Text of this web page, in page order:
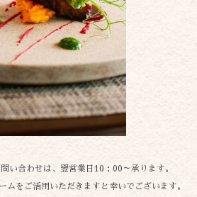
い合わせは、翌営業日10：00～承ります。
ムをご活用いただきますと幸いでございます。